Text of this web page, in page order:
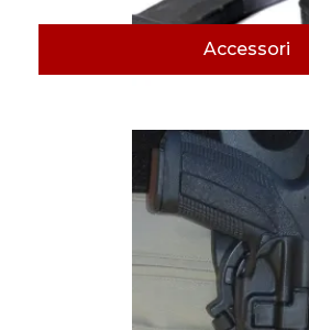
Accessori